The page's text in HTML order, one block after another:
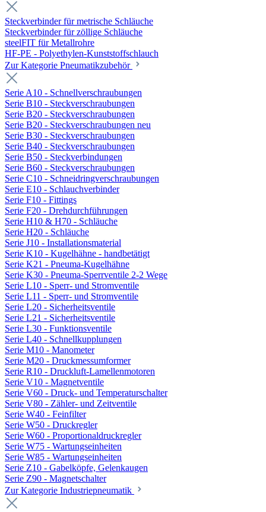
Steckverbinder für metrische Schläuche
Steckverbinder für zöllige Schläuche
steelFIT für Metallrohre
HF-PE - Polyethylen-Kunststoffschlauch
Zur Kategorie Pneumatikzubehör
Serie A10 - Schnellverschraubungen
Serie B10 - Steckverschraubungen
Serie B20 - Steckverschraubungen
Serie B20 - Steckverschraubungen neu
Serie B30 - Steckverschraubungen
Serie B40 - Steckverschraubungen
Serie B50 - Steckverbindungen
Serie B60 - Steckverschraubungen
Serie C10 - Schneidringverschraubungen
Serie E10 - Schlauchverbinder
Serie F10 - Fittings
Serie F20 - Drehdurchführungen
Serie H10 & H70 - Schläuche
Serie H20 - Schläuche
Serie J10 - Installationsmaterial
Serie K10 - Kugelhähne - handbetätigt
Serie K21 - Pneuma-Kugelhähne
Serie K30 - Pneuma-Sperrventile 2-2 Wege
Serie L10 - Sperr- und Stromventile
Serie L11 - Sperr- und Stromventile
Serie L20 - Sicherheitsventile
Serie L21 - Sicherheitsventile
Serie L30 - Funktionsventile
Serie L40 - Schnellkupplungen
Serie M10 - Manometer
Serie M20 - Druckmessumformer
Serie R10 - Druckluft-Lamellenmotoren
Serie V10 - Magnetventile
Serie V60 - Druck- und Temperaturschalter
Serie V80 - Zähler- und Zeitventile
Serie W40 - Feinfilter
Serie W50 - Druckregler
Serie W60 - Proportionaldruckregler
Serie W75 - Wartungseinheiten
Serie W85 - Wartungseinheiten
Serie Z10 - Gabelköpfe, Gelenkaugen
Serie Z90 - Magnetschalter
Zur Kategorie Industriepneumatik